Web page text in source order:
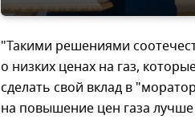
"Такими решениями
о низких ценах на газ,
сделать свой вклад в
на повышение цен газа